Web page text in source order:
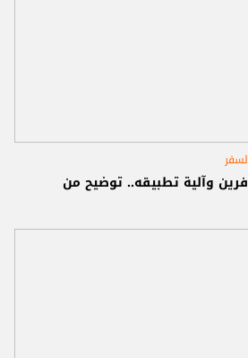
وآلية تطبيقه.. توضيح من